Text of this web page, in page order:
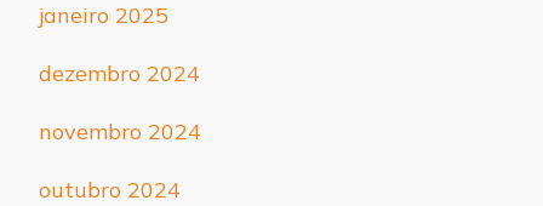
janeiro 2025
dezembro 2024
novembro 2024
outubro 2024